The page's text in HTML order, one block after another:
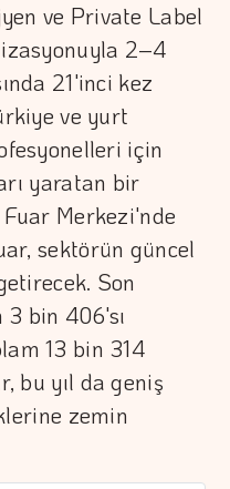
ve Private Label
2–4
21'inci kez
ve yurt
için
yaratan bir
Merkezi'nde
sektörün güncel
Son
3 bin 406'sı
13 bin 314
bu yıl da geniş
zemin